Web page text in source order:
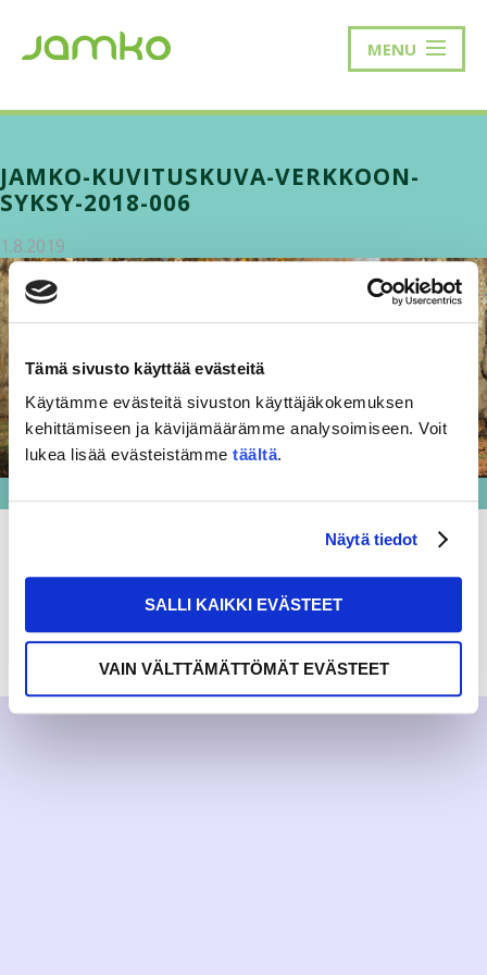
Tämä sivusto käyttää evästeitä
Käytämme evästeitä sivuston käyttäjäkokemuksen
kehittämiseen ja kävijämäärämme analysoimiseen. Voit
lukea lisää evästeistämme täältä.
Näytä tiedot
SALLI KAIKKI EVÄSTEET
VAIN VÄLTTÄMÄTTÖMÄT EVÄSTEET
MENU
JAMKO-KUVITUSKUVA-VERKKOON-
SYKSY-2018-006
1.8.2019
RAKKAUDELLA,MEOM